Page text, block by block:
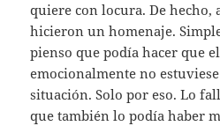
quiere con locura. De hecho,
hicieron un homenaje.
pienso que podía hacer que
emocionalmente no
situación. Solo por eso. Lo
que también lo podía haber